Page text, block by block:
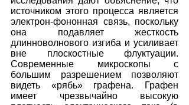
источником этого процесса является
электрон-фононная связь, поскольку
она подавляет жесткость
длинноволнового изгиба и усиливает
вне плоскостные флуктуации.
Современные микроскопы с
большим разрешением позволяют
видеть «рябь» графена. Графен
имеет чрезвычайно высокую